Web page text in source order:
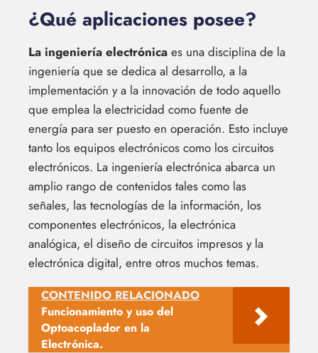
¿Qué aplicaciones posee?
La ingeniería electrónica es una disciplina de la
ingeniería que se dedica al desarrollo, a la
implementación y a la innovación de todo aquello
que emplea la electricidad como fuente de
energía para ser puesto en operación. Esto incluye
tanto los equipos electrónicos como los circuitos
electrónicos. La ingeniería electrónica abarca un
amplio rango de contenidos tales como las
señales, las tecnologías de la información, los
componentes electrónicos, la electrónica
analógica, el diseño de circuitos impresos y la
electrónica digital, entre otros muchos temas.
CONTENIDO RELACIONADO
Funcionamiento y uso del
Optoacoplador en la
Electrónica.